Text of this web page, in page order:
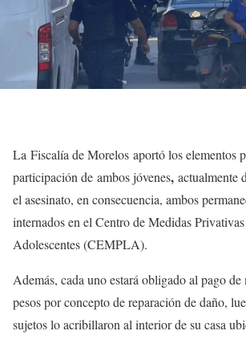
La Fiscalía de Morelos aportó los elementos
participación de ambos jóvenes, actualmente
el asesinato, en consecuencia, ambos
internados en el Centro de Medidas
Adolescentes (CEMPLA).
Además, cada uno estará obligado al pago
pesos por concepto de reparación de daño,
sujetos lo acribillaron al interior de su casa